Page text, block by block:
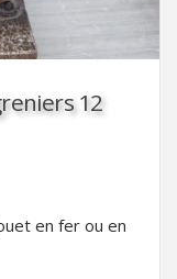
12
en fer ou en